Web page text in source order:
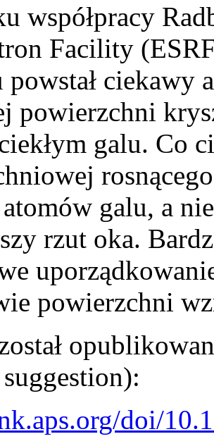
współpracy
Facility
ciekawy
powierzchni
galu. Co
galu, a
rzut oka.
powierzchni
doi/